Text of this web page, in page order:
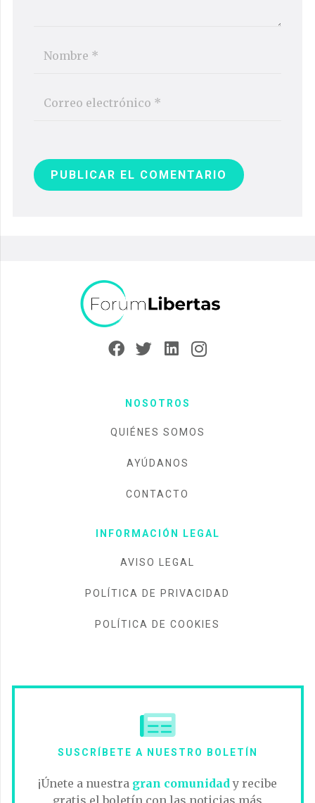
PUBLICAR EL COMENTARIO
NOSOTROS
QUIÉNES SOMOS
AYÚDANOS
CONTACTO
INFORMACIÓN LEGAL
AVISO LEGAL
POLÍTICA DE PRIVACIDAD
POLÍTICA DE COOKIES
SUSCRÍBETE A NUESTRO BOLETÍN
¡Únete a nuestra gran comunidad y recibe
gratis el boletín con las noticias más